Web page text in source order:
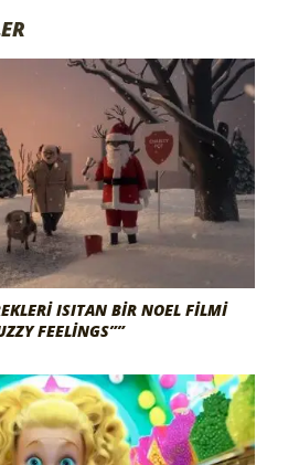
ISITAN BIR NOEL FILMI
FEELINGS””